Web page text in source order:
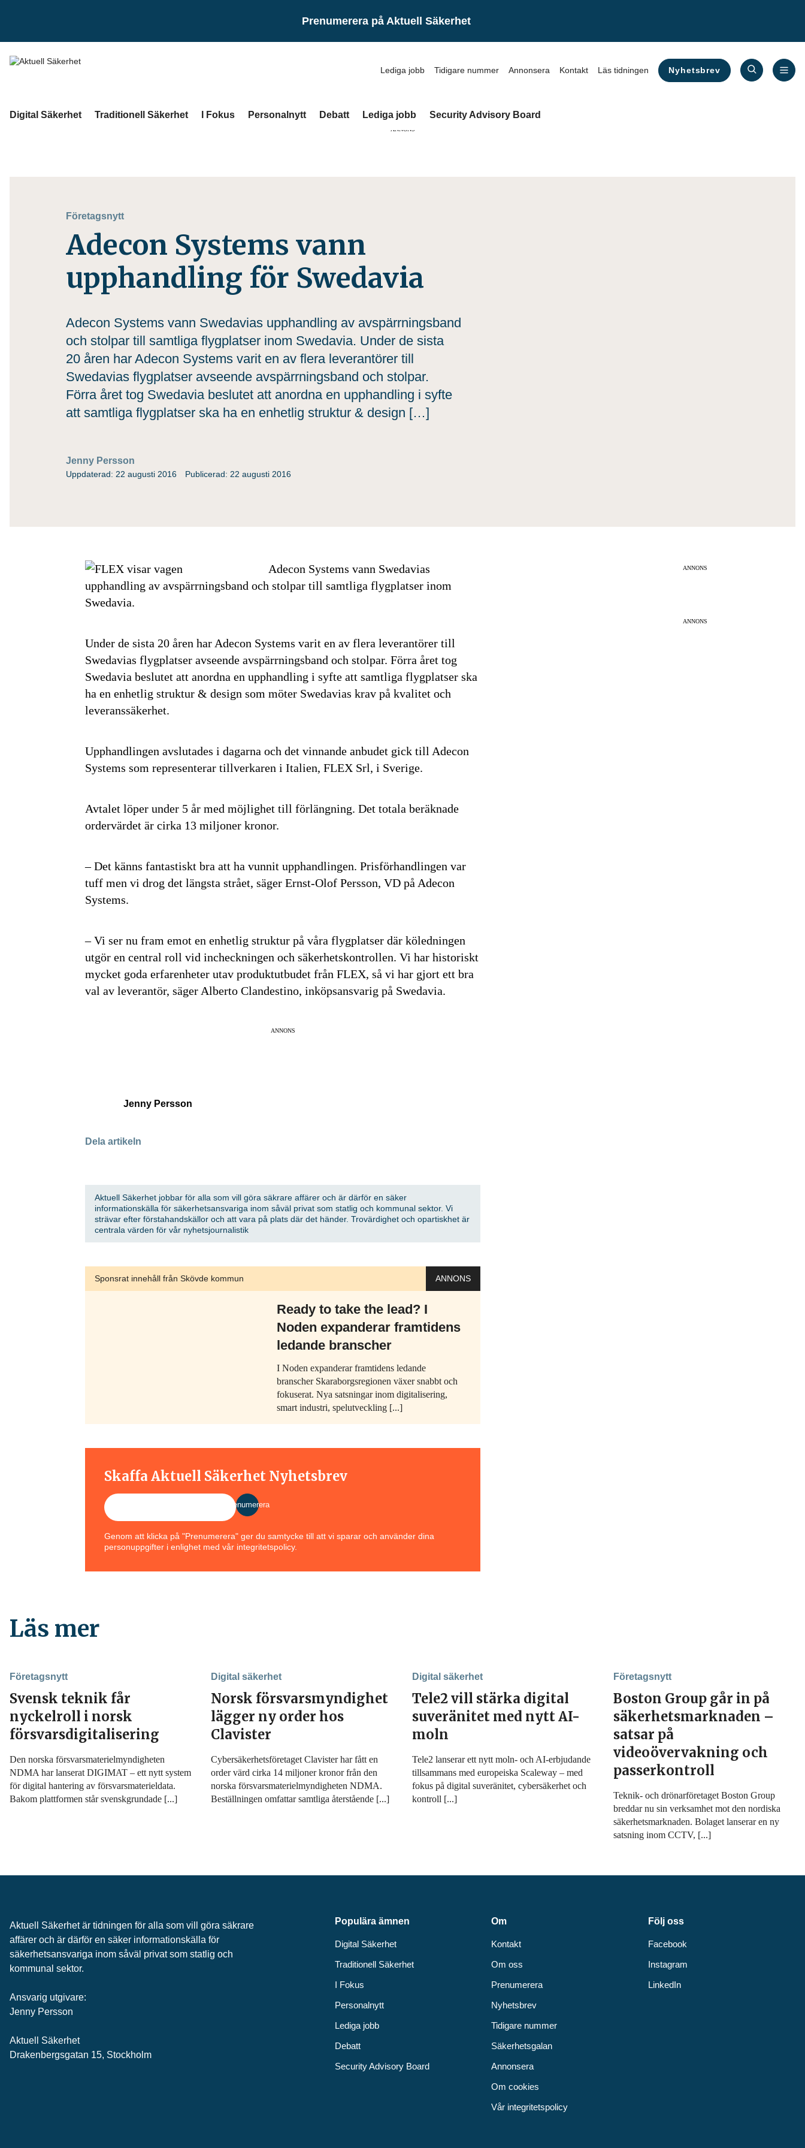
Prenumerera på Aktuell Säkerhet
Lediga jobb Tidigare nummer Annonsera Kontakt Läs tidningen Nyhetsbrev
Digital Säkerhet Traditionell Säkerhet I Fokus Personalnytt Debatt Lediga jobb Security Advisory Board
ANNONS
Företagsnytt
Adecon Systems vann
upphandling för Swedavia
Adecon Systems vann Swedavias upphandling av avspärrningsband
och stolpar till samtliga flygplatser inom Swedavia. Under de sista
20 åren har Adecon Systems varit en av flera leverantörer till
Swedavias flygplatser avseende avspärrningsband och stolpar.
Förra året tog Swedavia beslutet att anordna en upphandling i syfte
att samtliga flygplatser ska ha en enhetlig struktur & design […]
Jenny Persson
Uppdaterad: 22 augusti 2016 Publicerad: 22 augusti 2016
Adecon Systems vann Swedavias
upphandling av avspärrningsband och stolpar till samtliga flygplatser inom
Swedavia.
Under de sista 20 åren har Adecon Systems varit en av flera leverantörer till
Swedavias flygplatser avseende avspärrningsband och stolpar. Förra året tog
Swedavia beslutet att anordna en upphandling i syfte att samtliga flygplatser ska
ha en enhetlig struktur & design som möter Swedavias krav på kvalitet och
leveranssäkerhet.
Upphandlingen avslutades i dagarna och det vinnande anbudet gick till Adecon
Systems som representerar tillverkaren i Italien, FLEX Srl, i Sverige.
Avtalet löper under 5 år med möjlighet till förlängning. Det totala beräknade
ordervärdet är cirka 13 miljoner kronor.
– Det känns fantastiskt bra att ha vunnit upphandlingen. Prisförhandlingen var
tuff men vi drog det längsta strået, säger Ernst-Olof Persson, VD på Adecon
Systems.
– Vi ser nu fram emot en enhetlig struktur på våra flygplatser där köledningen
utgör en central roll vid incheckningen och säkerhetskontrollen. Vi har historiskt
mycket goda erfarenheter utav produktutbudet från FLEX, så vi har gjort ett bra
val av leverantör, säger Alberto Clandestino, inköpsansvarig på Swedavia.
ANNONS
Jenny Persson
Dela artikeln
Aktuell Säkerhet jobbar för alla som vill göra säkrare affärer och är därför en säker
informationskälla för säkerhetsansvariga inom såväl privat som statlig och kommunal sektor. Vi
strävar efter förstahandskällor och att vara på plats där det händer. Trovärdighet och opartiskhet är
centrala värden för vår nyhetsjournalistik
Sponsrat innehåll från Skövde kommun ANNONS
Ready to take the lead? I
Noden expanderar framtidens
ledande branscher
I Noden expanderar framtidens ledande
branscher Skaraborgsregionen växer snabbt och
fokuserat. Nya satsningar inom digitalisering,
smart industri, spelutveckling [...]
Skaffa Aktuell Säkerhet Nyhetsbrev
Prenumerera
Genom att klicka på "Prenumerera" ger du samtycke till att vi sparar och använder dina
personuppgifter i enlighet med vår integritetspolicy.
ANNONS
ANNONS
Läs mer
Företagsnytt
Svensk teknik får
nyckelroll i norsk
försvarsdigitalisering
Den norska försvarsmaterielmyndigheten
NDMA har lanserat DIGIMAT – ett nytt system
för digital hantering av försvarsmaterieldata.
Bakom plattformen står svenskgrundade [...]
Digital säkerhet
Norsk försvarsmyndighet
lägger ny order hos
Clavister
Cybersäkerhetsföretaget Clavister har fått en
order värd cirka 14 miljoner kronor från den
norska försvarsmaterielmyndigheten NDMA.
Beställningen omfattar samtliga återstående [...]
Digital säkerhet
Tele2 vill stärka digital
suveränitet med nytt AI-
moln
Tele2 lanserar ett nytt moln- och AI-erbjudande
tillsammans med europeiska Scaleway – med
fokus på digital suveränitet, cybersäkerhet och
kontroll [...]
Företagsnytt
Boston Group går in på
säkerhetsmarknaden –
satsar på
videoövervakning och
passerkontroll
Teknik- och drönarföretaget Boston Group
breddar nu sin verksamhet mot den nordiska
säkerhetsmarknaden. Bolaget lanserar en ny
satsning inom CCTV, [...]
Aktuell Säkerhet är tidningen för alla som vill göra säkrare
affärer och är därför en säker informationskälla för
säkerhets­ansvariga inom såväl privat som statlig och
kommunal sektor.
Ansvarig utgivare:
Jenny Persson
Aktuell Säkerhet
Drakenbergsgatan 15, Stockholm
Populära ämnen
Digital Säkerhet
Traditionell Säkerhet
I Fokus
Personalnytt
Lediga jobb
Debatt
Security Advisory Board
Om
Kontakt
Om oss
Prenumerera
Nyhetsbrev
Tidigare nummer
Säkerhetsgalan
Annonsera
Om cookies
Vår integritetspolicy
Följ oss
Facebook
Instagram
LinkedIn
Få den senaste
integritetspolicy.